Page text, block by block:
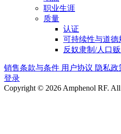
职业生涯
质量
认证
可持续性与道德
反奴隶制/人口
销售条款与条件 用户协议 隐私政
登录
Copyright © 2026 Amphenol RF. All